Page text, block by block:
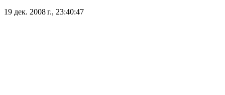
19 дек. 2008 г., 23:40:47